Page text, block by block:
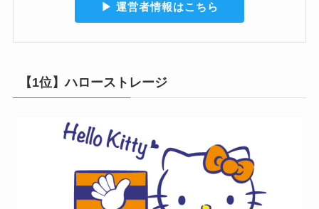
▶︎ 運営者情報はこちら
【1位】ハローストレージ